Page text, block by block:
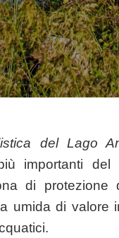
del Lago
importanti del
di protezione
umida di valore